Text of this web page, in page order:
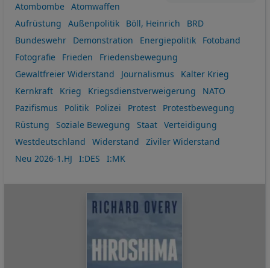
Atombombe
Atomwaffen
Aufrüstung
Außenpolitik Böll, Heinrich
BRD
Bundeswehr
Demonstration Energiepolitik
Fotoband
Fotografie
Frieden
Friedensbewegung
Gewaltfreier Widerstand
Journalismus
Kalter Krieg
Kernkraft
Krieg Kriegsdienstverweigerung
NATO
Pazifismus
Politik Polizei Protest
Protestbewegung
Rüstung
Soziale Bewegung Staat
Verteidigung
Westdeutschland
Widerstand
Ziviler Widerstand
Neu 2026-1.HJ
I:DES I:MK